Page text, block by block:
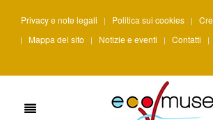
Privacy e note legali Politica sui cookies
Mappa del sito
Notizie e eventi Contatti